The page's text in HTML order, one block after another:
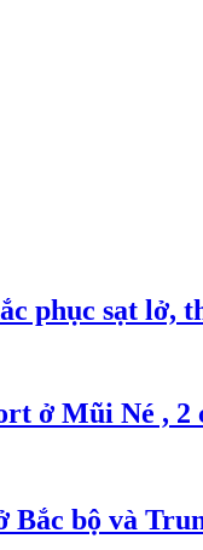
phục sạt lở,
ở Mũi Né , 2
Bắc bộ và